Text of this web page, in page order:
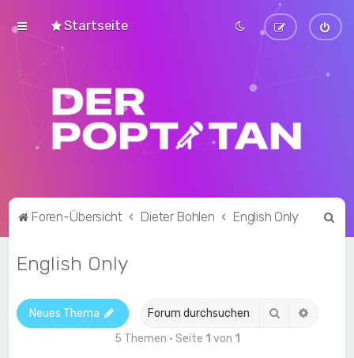
Startseite
Foren-Übersicht Dieter Bohlen English Only
English Only
Neues Thema Suche
5 Themen • Seite 1 von 1